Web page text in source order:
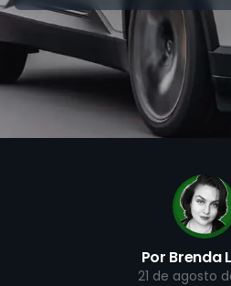
Por Brenda
21 de agosto